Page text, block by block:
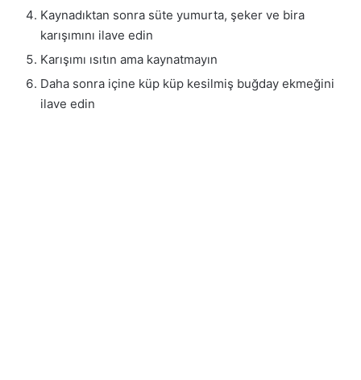
Kaynadıktan sonra süte yumurta, şeker ve bira
karışımını ilave edin
Karışımı ısıtın ama kaynatmayın
Daha sonra içine küp küp kesilmiş buğday ekmeğini
ilave edin